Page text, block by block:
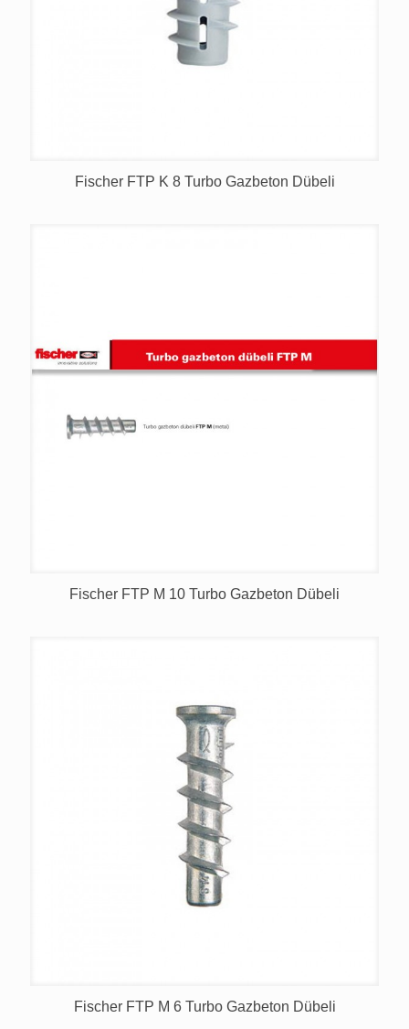
Fischer FTP K 8 Turbo Gazbeton Dübeli
Fischer FTP M 10 Turbo Gazbeton Dübeli
Fischer FTP M 6 Turbo Gazbeton Dübeli